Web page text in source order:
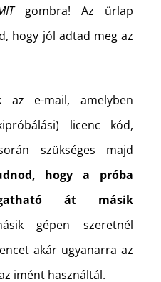
gombra! Az űrlap
hogy jól adtad meg az
az e-mail, amelyben
licenc kód,
szükséges majd
hogy a próba
át másik
gépen szeretnél
akár ugyanarra az
imént használtál.